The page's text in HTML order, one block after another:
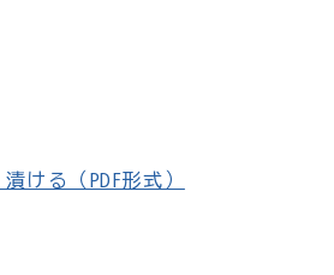
ける（PDF形式）